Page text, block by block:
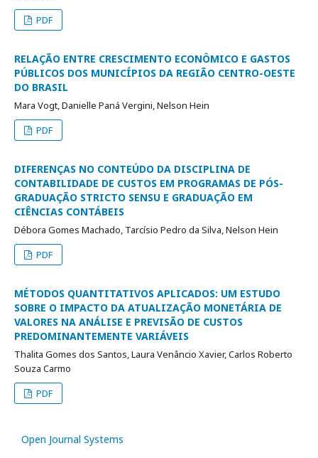
PDF
RELAÇÃO ENTRE CRESCIMENTO ECONÔMICO E GASTOS
PÚBLICOS DOS MUNICÍPIOS DA REGIÃO CENTRO-OESTE
DO BRASIL
Mara Vogt, Danielle Paná Vergini, Nelson Hein
PDF
DIFERENÇAS NO CONTEÚDO DA DISCIPLINA DE
CONTABILIDADE DE CUSTOS EM PROGRAMAS DE PÓS-
GRADUAÇÃO STRICTO SENSU E GRADUAÇÃO EM
CIÊNCIAS CONTÁBEIS
Débora Gomes Machado, Tarcísio Pedro da Silva, Nelson Hein
PDF
MÉTODOS QUANTITATIVOS APLICADOS: UM ESTUDO
SOBRE O IMPACTO DA ATUALIZAÇÃO MONETÁRIA DE
VALORES NA ANÁLISE E PREVISÃO DE CUSTOS
PREDOMINANTEMENTE VARIÁVEIS
Thalita Gomes dos Santos, Laura Venâncio Xavier, Carlos Roberto
Souza Carmo
PDF
Open Journal Systems